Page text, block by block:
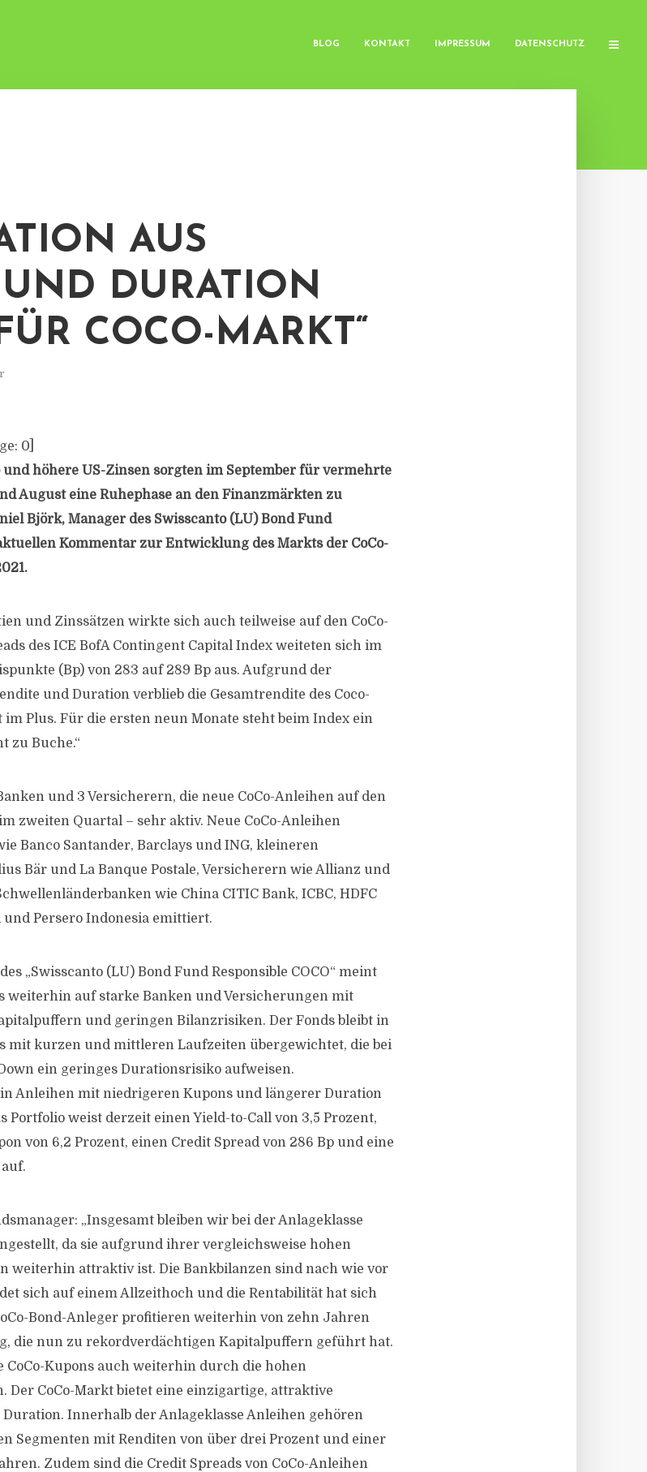
BLOG KONTAKT IMPRESSUM DATENSCHUTZ
AUS
DURATION
COCO-MARKT“
0
höhere US-Zinsen sorgten im September für vermehrte
August eine Ruhephase an den Finanzmärkten zu
Björk, Manager des Swisscanto (LU) Bond Fund
Kommentar zur Entwicklung des Markts der CoCo-
und Zinssätzen wirkte sich auch teilweise auf den CoCo-
des ICE BofA Contingent Capital Index weiteten sich im
(Bp) von 283 auf 289 Bp aus. Aufgrund der
und Duration verblieb die Gesamtrendite des Coco-
Plus. Für die ersten neun Monate steht beim Index ein
zu Buche.“
und 3 Versicherern, die neue CoCo-Anleihen auf den
zweiten Quartal – sehr aktiv. Neue CoCo-Anleihen
Banco Santander, Barclays und ING, kleineren
Bär und La Banque Postale, Versicherern wie Allianz und
wie China CITIC Bank, ICBC, HDFC
Persero Indonesia emittiert.
„Swisscanto (LU) Bond Fund Responsible COCO“ meint
weiterhin auf starke Banken und Versicherungen mit
und geringen Bilanzrisiken. Der Fonds bleibt in
mit kurzen und mittleren Laufzeiten übergewichtet, die bei
ein geringes Durationsrisiko aufweisen.
Anleihen mit niedrigeren Kupons und längerer Duration
weist derzeit einen Yield-to-Call von 3,5 Prozent,
von 6,2 Prozent, einen Credit Spread von 286 Bp und eine
„Insgesamt bleiben wir bei der Anlageklasse
da sie aufgrund ihrer vergleichsweise hohen
weiterhin attraktiv ist. Die Bankbilanzen sind nach wie vor
sich auf einem Allzeithoch und die Rentabilität hat sich
Bond-Anleger profitieren weiterhin von zehn Jahren
die nun zu rekordverdächtigen Kapitalpuffern geführt hat.
CoCo-Kupons auch weiterhin durch die hohen
Der CoCo-Markt bietet eine einzigartige, attraktive
Innerhalb der Anlageklasse Anleihen gehören
Segmenten mit Renditen von über drei Prozent und einer
Zudem sind die Credit Spreads von CoCo-Anleihen